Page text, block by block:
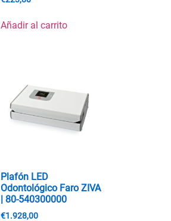
Añadir al carrito
Plafón LED
Odontológico Faro ZIVA
| 80-540300000
€1.928,00